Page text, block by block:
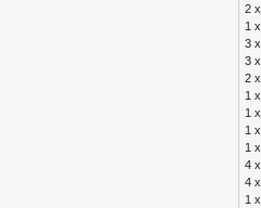
2 x
1 x
3 x
3 x
2 x
1 x
1 x
1 x
1 x
4 x
4 x
1 x